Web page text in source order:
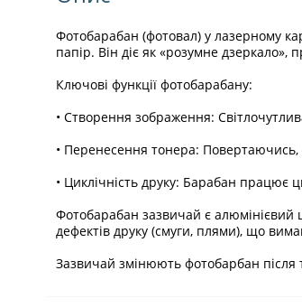
Фотобарабан (фотовал) у лазерному
папір. Він діє як «розумне
Ключові функції фотобарабану:
• Створення зображення:
• Перенесення тонера:
• Циклічність друку: Барабан працює
Фотобарабан зазвичай є алюмінієвий
дефектів друку (смуги, плями), що
Зазвичай змінюють фотобарбан після